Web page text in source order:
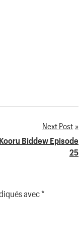
Next Post
Biddew Episode
25
avec*